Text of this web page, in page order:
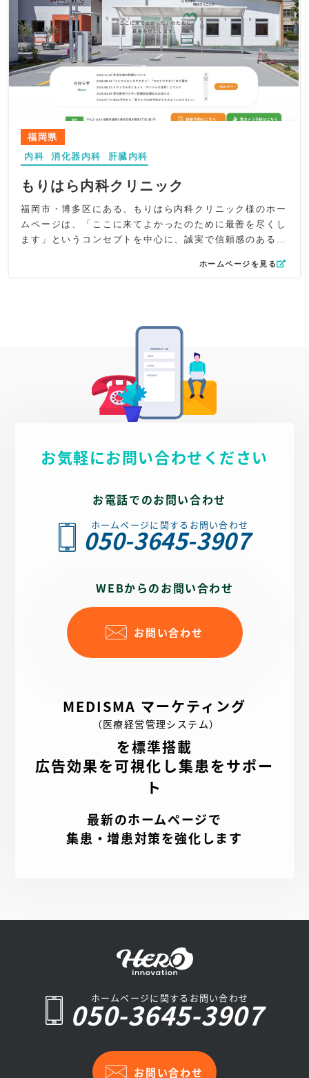
た。
デザイン面では、視認性の高い書体を採用し、専門性の強
い分野を扱いながらも親しみやすさを損なわないよう配
慮。グローバルナビには内視鏡検査・超音波検査など重点
診療を明確に配置し、専門クリニックとしての強みが一目
で伝わるよう工夫しました。トップには院長の顔写真と院
内の様子を配置し、「怖くない・相談しやすい」イメージ
を持っていただけるデザインを採用しました。
コンテンツ面では、診療案内において消化管疾患や肝疾患
について丁寧かつ分かりやすく解説。専門的な内容であっ
ても難しくなりすぎず、患者さまが自身の症状や病気を理
の疾患にも幅広く対応している点がしっかり伝わるよう、
情報量と読みやすさのバランスを重視しました。
UI/UXでは、トップの院名横に「初診の方専用」「風邪・
胃腸炎症状」のバナーを設置し、初めての来院者が迷わず
予約の導線もわかりやすく配置し、スマートフォンでも直
地域性を掛け合わせたキーワードを適切に配置。メタディ
域のかかりつけ医としての姿勢を明確にし、検索ユーザー
の信頼獲得につなげています。
全体として、消化器内科の専門医としての確かな知識と技
術、そして地域に寄り添う優しい医療姿勢がそのまま伝わ
るホームページに仕上がっています。患者さまが「相談し
福岡県
内科
消化器内科 肝臓内科
もりはら内科クリニック
福岡市・博多区にある、もりはら内科クリニック様のホー
ムページは、「ここに来てよかったのために最善を尽くし
ます」というコンセプトを中心に、誠実で信頼感のあるク
科・消化器内科としての幅広い診療領域をカバーしなが
クリニックであることを伝えています。
デザイン面では、ロゴカラーの緑・黄緑・オレンジを基調
に、シンプルで落ち着いた印象を演出。トップに木目調の
受付を取り入れ、温かみのあるトーンで患者様が安心して
受診できる雰囲気を再現しました。全体的に清潔感とやさ
デザインに仕上げています。
コンテンツ面では、一般内科から生活習慣病、肝臓疾患、
取り入れました。特に「苦痛の少ない内視鏡検査」や「専
きるポイントを具体的に紹介。予防医学や健康診断にも対
応している点を明示し、幅広い層の来院動機を促していま
トフォンでも操作しやすい導線設計を採用。特に診療案内
減できるよう工夫しました。
SEOの面では、「博多駅南」「内科」「肝臓内科」「消化
器内科」といった地域・診療キーワードを自然に組み込
全体を通じて、もりはら内科クリニック様の誠実な医療姿
勢と専門的な診療体制を、デザイン・構成で丁寧に表現し
たホームページに仕上げています。
ホームページを見る
お気軽にお問い合わせください
お電話でのお問い合わせ
ホームページに関するお問い合わせ
050-3645-3907
WEBからのお問い合わせ
お問い合わせ
MEDISMA マーケティング
（医療経営管理システム）
を標準搭載
広告効果を可視化し集患をサポー
ト
最新のホームページで
集患・増患対策を強化します
ホームページに関するお問い合わせ
050-3645-3907
お問い合わせ